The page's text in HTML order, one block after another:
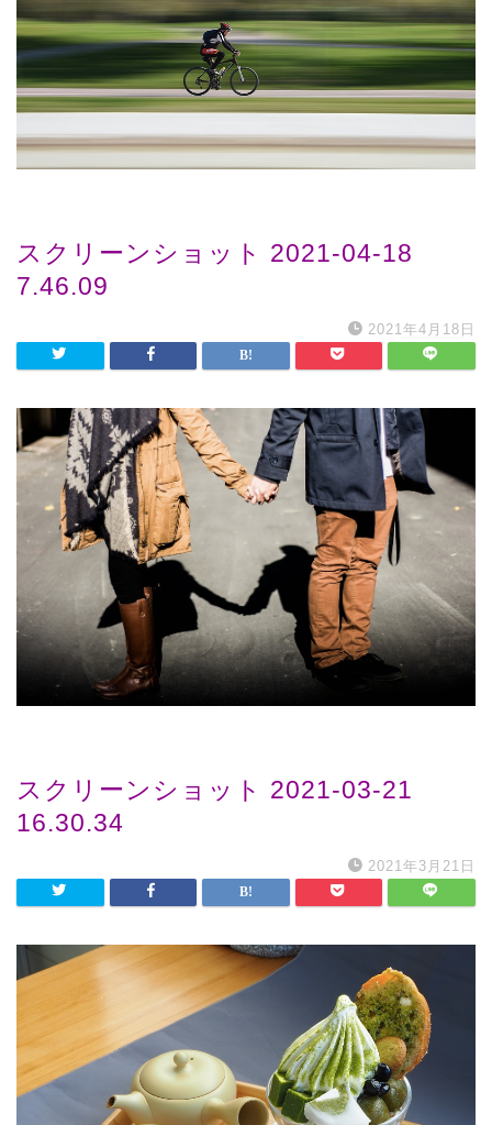
スクリーンショット 2021-04-18
7.46.09
2021年4月18日
スクリーンショット 2021-03-21
16.30.34
2021年3月21日